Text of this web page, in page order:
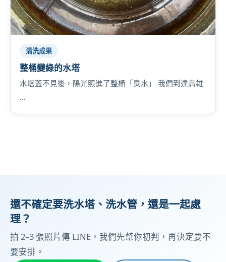
清洗成果
整桶變綠的水塔
水塔蓋不見後，陽光照進了整桶「臭水」 我們到達高雄
…
還不確定要洗水塔、洗水管，還是一起處
理？
拍 2–3 張照片傳 LINE，我們先幫你初判，再決定要不
要安排。